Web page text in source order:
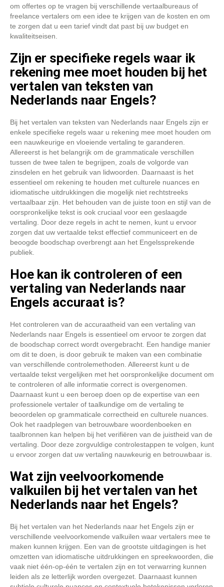
om offertes op te vragen bij verschillende vertaalbureaus of
freelance vertalers om een idee te krijgen van de kosten en om
te zorgen dat u een tarief vindt dat past bij uw budget en
kwaliteitseisen.
Zijn er specifieke regels waar ik
rekening mee moet houden bij het
vertalen van teksten van
Nederlands naar Engels?
Bij het vertalen van teksten van Nederlands naar Engels zijn er
enkele specifieke regels waar u rekening mee moet houden om
een nauwkeurige en vloeiende vertaling te garanderen.
Allereerst is het belangrijk om de grammaticale verschillen
tussen de twee talen te begrijpen, zoals de volgorde van
zinsdelen en het gebruik van lidwoorden. Daarnaast is het
essentieel om rekening te houden met culturele nuances en
idiomatische uitdrukkingen die mogelijk niet rechtstreeks
vertaalbaar zijn. Het behouden van de juiste toon en stijl van de
oorspronkelijke tekst is ook cruciaal voor een geslaagde
vertaling. Door deze regels in acht te nemen, kunt u ervoor
zorgen dat uw vertaalde tekst effectief communiceert en de
beoogde boodschap overbrengt aan het Engelssprekende
publiek.
Hoe kan ik controleren of een
vertaling van Nederlands naar
Engels accuraat is?
Het controleren van de accuraatheid van een vertaling van
Nederlands naar Engels is essentieel om ervoor te zorgen dat
de boodschap correct wordt overgebracht. Een handige manier
om dit te doen, is door gebruik te maken van een combinatie
van verschillende controlemethoden. Allereerst kunt u de
vertaalde tekst vergelijken met het oorspronkelijke document om
te controleren of alle informatie correct is overgenomen.
Daarnaast kunt u een beroep doen op de expertise van een
professionele vertaler of taalkundige om de vertaling te
beoordelen op grammaticale correctheid en culturele nuances.
Ook het raadplegen van betrouwbare woordenboeken en
taalbronnen kan helpen bij het verifiëren van de juistheid van de
vertaling. Door deze zorgvuldige controlestappen te volgen, kunt
u ervoor zorgen dat uw vertaling nauwkeurig en betrouwbaar is.
Wat zijn veelvoorkomende
valkuilen bij het vertalen van het
Nederlands naar het Engels?
Bij het vertalen van het Nederlands naar het Engels zijn er
verschillende veelvoorkomende valkuilen waar vertalers mee te
maken kunnen krijgen. Een van de grootste uitdagingen is het
omzetten van idiomatische uitdrukkingen en spreekwoorden, die
vaak niet één-op-één te vertalen zijn en tot verwarring kunnen
leiden als ze letterlijk worden overgezet. Daarnaast kunnen